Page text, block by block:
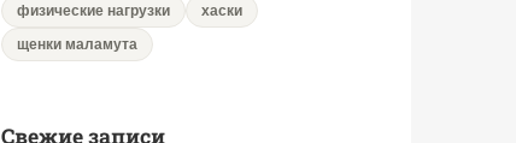
физические нагрузки
хаски
щенки маламута
Свежие записи